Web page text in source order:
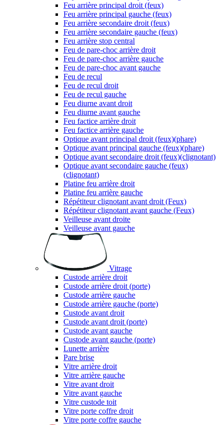
Feu arrière principal droit (feux)
Feu arrière principal gauche (feux)
Feu arrière secondaire droit (feux)
Feu arrière secondaire gauche (feux)
Feu arrière stop central
Feu de pare-choc arrière droit
Feu de pare-choc arrière gauche
Feu de pare-choc avant gauche
Feu de recul
Feu de recul droit
Feu de recul gauche
Feu diurne avant droit
Feu diurne avant gauche
Feu factice arrière droit
Feu factice arrière gauche
Optique avant principal droit (feux)(phare)
Optique avant principal gauche (feux)(phare)
Optique avant secondaire droit (feux)(clignotant)
Optique avant secondaire gauche (feux)
(clignotant)
Platine feu arrière droit
Platine feu arrière gauche
Répétiteur clignotant avant droit (Feux)
Répétiteur clignotant avant gauche (Feux)
Veilleuse avant droite
Veilleuse avant gauche
Vitrage
Custode arrière droit
Custode arrière droit (porte)
Custode arrière gauche
Custode arrière gauche (porte)
Custode avant droit
Custode avant droit (porte)
Custode avant gauche
Custode avant gauche (porte)
Lunette arrière
Pare brise
Vitre arrière droit
Vitre arrière gauche
Vitre avant droit
Vitre avant gauche
Vitre custode toit
Vitre porte coffre droit
Vitre porte coffre gauche